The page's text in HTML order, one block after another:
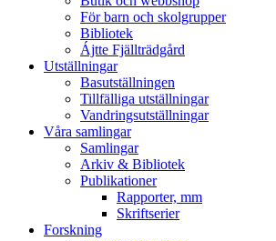
För barn och skolgrupper
Bibliotek
Ájtte Fjällträdgård
Utställningar
Basutställningen
Tillfälliga utställningar
Vandringsutställningar
Våra samlingar
Samlingar
Arkiv & Bibliotek
Publikationer
Rapporter, mm
Skriftserier
Forskning